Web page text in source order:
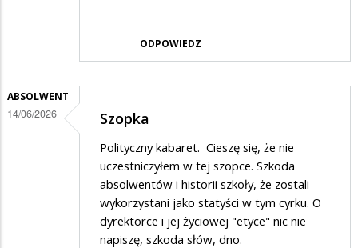
ODPOWIEDZ
ABSOLWENT
14/06/2026 Szopka
Polityczny kabaret. Cieszę się, że nie
uczestniczyłem w tej szopce. Szkoda
absolwentów i historii szkoły, że zostali
wykorzystani jako statyści w tym cyrku. O
dyrektorce i jej życiowej "etyce" nic nie
napiszę, szkoda słów, dno.